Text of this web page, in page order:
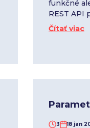
funkčné
REST API
Čítať viac
3 18 jan